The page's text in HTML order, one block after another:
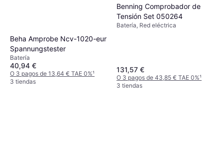
Beha Amprobe Ncv-1020-eur
Spannungstester
Batería
40,94 €
O 3 pagos de 13,64 € TAE 0%¹
3 tiendas
Benning Comprobador de
Tensión Set 050264
Batería, Red eléctrica
131,57 €
O 3 pagos de 43,85 € TAE 0%¹
3 tiendas